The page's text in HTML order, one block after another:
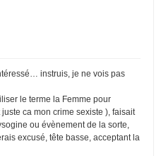
instruis, je ne vois pas
le terme la Femme pour
ca mon crime sexiste ), faisait
ou évènement de la sorte,
excusé, tête basse, acceptant la